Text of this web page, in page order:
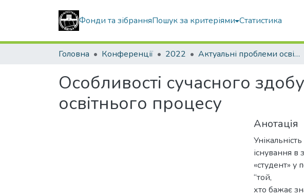
Фонди та зібранняПошук за критеріями Статистика
Головна Конференції 2022 Актуальні проблеми освітнього процесу в контексті європейського вибору України матеріали V Міжнародної конференції (17 листопада 2022 року)
Особливості сучасного
освітнього процесу
Анотація
існування в
«студент» у
“той,
хто бажає